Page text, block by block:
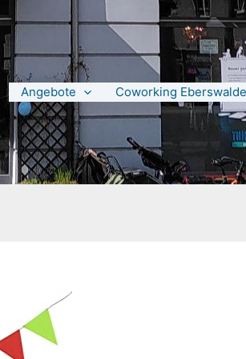
Angebote Coworking Eberswalde